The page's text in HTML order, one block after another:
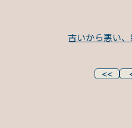
古いから悪い
<<